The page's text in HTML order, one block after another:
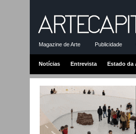
Magazine de Arte Publicidade
Notícias Entrevista Estado da